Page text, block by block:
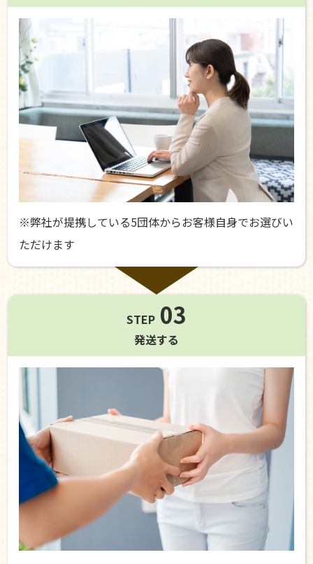
※弊社が提携している5団体からお客様自身でお選びい
ただけます
STEP 03
発送する